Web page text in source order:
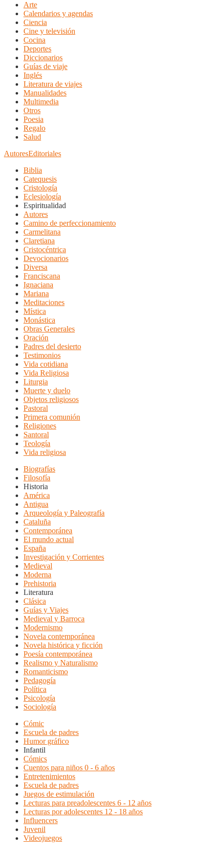
Arte
Calendarios y agendas
Ciencia
Cine y televisión
Cocina
Deportes
Diccionarios
Guías de viaje
Inglés
Literatura de viajes
Manualidades
Multimedia
Otros
Poesia
Regalo
Salud
AutoresEditoriales
Biblia
Catequesis
Cristología
Eclesiología
Espiritualidad
Autores
Camino de perfeccionamiento
Carmelitana
Claretiana
Cristocéntrica
Devocionarios
Diversa
Franciscana
Ignaciana
Mariana
Meditaciones
Mística
Monástica
Obras Generales
Oración
Padres del desierto
Testimonios
Vida cotidiana
Vida Religiosa
Liturgia
Muerte y duelo
Objetos religiosos
Pastoral
Primera comunión
Religiones
Santoral
Teología
Vida religiosa
Biografías
Filosofía
Historia
América
Antigua
Arqueología y Paleografía
Cataluña
Contemporánea
El mundo actual
España
Investigación y Corrientes
Medieval
Moderna
Prehistoria
Literatura
Clásica
Guías y Viajes
Medieval y Barroca
Modernismo
Novela contemporánea
Novela histórica y ficción
Poesía contemporánea
Realismo y Naturalismo
Romanticismo
Pedagogía
Política
Psicología
Sociología
Cómic
Escuela de padres
Humor gráfico
Infantil
Cómics
Cuentos para niños 0 - 6 años
Entretenimientos
Escuela de padres
Juegos de estimulación
Lecturas para preadolescentes 6 - 12 años
Lecturas por adolescentes 12 - 18 años
Influencers
Juvenil
Videojuegos